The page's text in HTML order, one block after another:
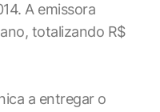
A emissora
totalizando R$
a entregar o